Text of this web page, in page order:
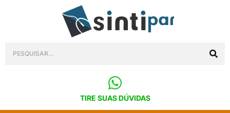
TIRE SUAS DÚVIDAS